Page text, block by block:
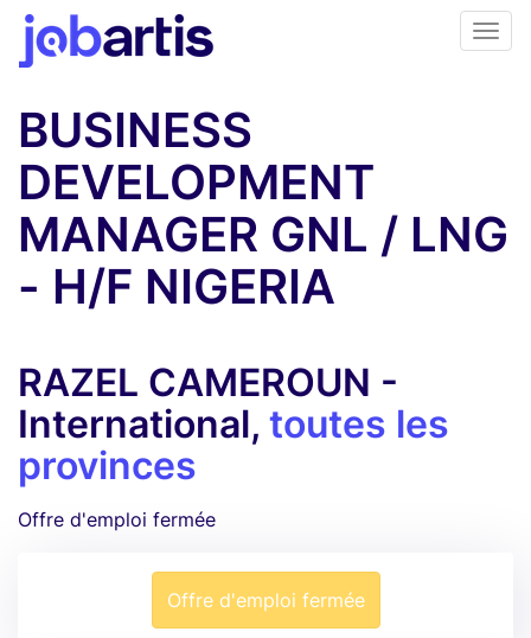
BUSINESS
DEVELOPMENT
MANAGER GNL / LNG
- H/F NIGERIA
RAZEL CAMEROUN -
International, toutes les
provinces
Offre d'emploi fermée
Offre d'emploi fermée